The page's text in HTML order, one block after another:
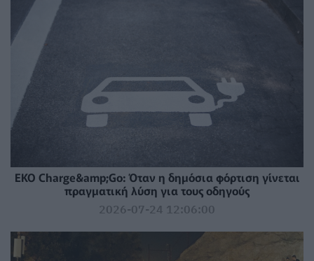
EKO Charge&amp;Go: Όταν η δημόσια φόρτιση γίνεται
πραγματική λύση για τους οδηγούς
2026-07-24 12:06:00